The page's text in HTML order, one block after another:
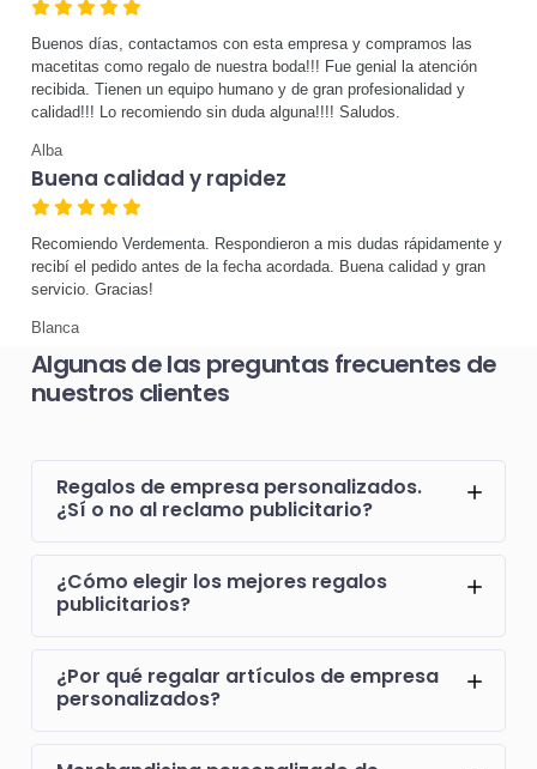
Buenos días, contactamos con esta empresa y compramos las
macetitas como regalo de nuestra boda!!! Fue genial la atención
recibida. Tienen un equipo humano y de gran profesionalidad y
calidad!!! Lo recomiendo sin duda alguna!!!! Saludos.
Alba
Buena calidad y rapidez
Recomiendo Verdementa. Respondieron a mis dudas rápidamente y
recibí el pedido antes de la fecha acordada. Buena calidad y gran
servicio. Gracias!
Blanca
Algunas de las preguntas frecuentes de
nuestros clientes
Regalos de empresa personalizados.
¿Sí o no al reclamo publicitario?
¿Cómo elegir los mejores regalos
publicitarios?
¿Por qué regalar artículos de empresa
personalizados?